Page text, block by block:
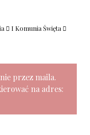
I Komunia Święta
przez maila.
na adres: